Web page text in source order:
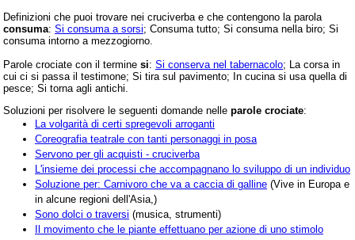
Definizioni che puoi trovare nei cruciverba e che contengono la parola
consuma: Si consuma a sorsi; Consuma tutto; Si consuma nella biro; Si
consuma intorno a mezzogiorno.
Parole crociate con il termine si: Si conserva nel tabernacolo; La corsa in
cui ci si passa il testimone; Si tira sul pavimento; In cucina si usa quella di
pesce; Si torna agli antichi.
Soluzioni per risolvere le seguenti domande nelle parole crociate:
La volgarità di certi spregevoli arroganti
Coreografia teatrale con tanti personaggi in posa
Servono per gli acquisti - cruciverba
L'insieme dei processi che accompagnano lo sviluppo di un individuo
Soluzione per: Carnivoro che va a caccia di galline (Vive in Europa e
in alcune regioni dell'Asia,)
Sono dolci o traversi (musica, strumenti)
Il movimento che le piante effettuano per azione di uno stimolo